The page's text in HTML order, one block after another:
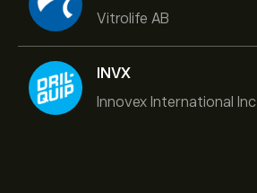
Vitrolife AB
INVX
Innovex International Inc